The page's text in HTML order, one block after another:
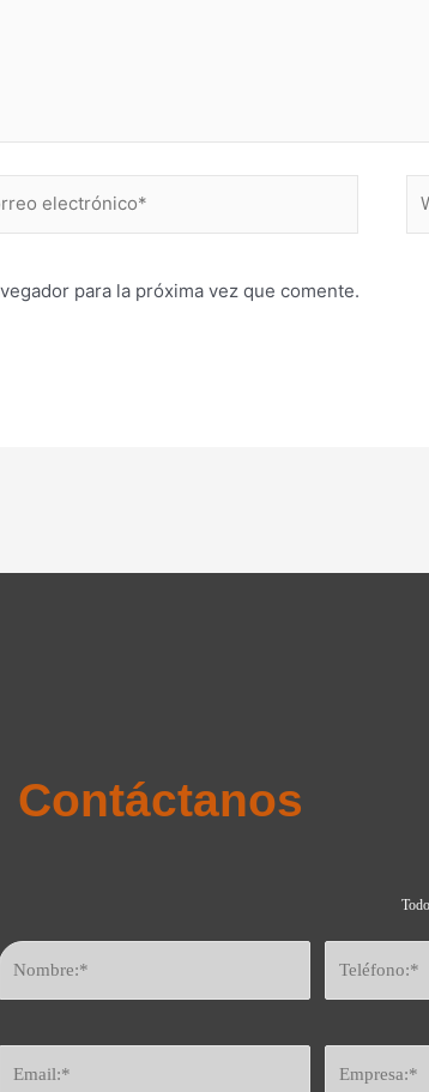
para la próxima vez que comente.
Contáctanos